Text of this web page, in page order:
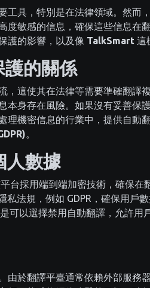
工具，特別是在法律領域。然而
度敏感的信息，確保這些信息在
護的影響，以及像 TalkSmart 這
護的關係
，這使其在法律等需要準確翻譯
本身存在風險。如果沒有妥善保
理機密信息的行業中，提供自動
人數據
台採用端到端加密技術，確保在
法規，例如 GDPR，確保用戶
可以選擇禁用自動翻譯，允許用
由於翻譯平臺通常依賴外部服務